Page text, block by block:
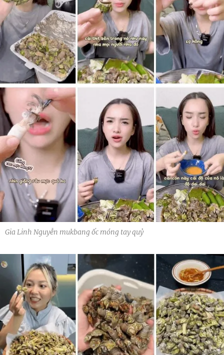
Gia Linh Nguyễn mukbang ốc móng tay quỷ